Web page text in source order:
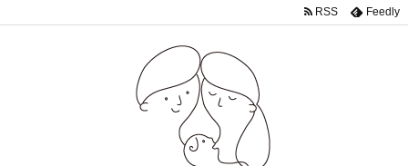
RSS Feedly